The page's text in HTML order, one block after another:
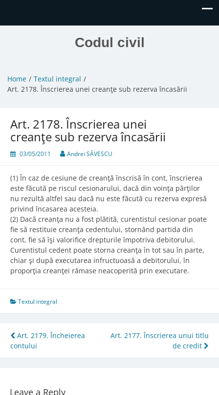
Codul civil
Home
Textul integral
Art. 2178. Înscrierea unei creanţe sub rezerva încasării
Art. 2178. Înscrierea unei
creanţe sub rezerva încasării
03/05/2011 Andrei SĂVESCU
(1) În caz de cesiune de creanţă înscrisă în cont, înscrierea
este făcută pe riscul cesionarului, dacă din voinţa părţilor
nu rezultă altfel sau dacă nu este făcută cu rezerva expresă
privind încasarea acesteia.
(2) Dacă creanţa nu a fost plătită, curentistul cesionar poate
fie să restituie creanţa cedentului, stornând partida din
cont, fie să îşi valorifice drepturile împotriva debitorului.
Curentistul cedent poate storna creanţa în tot sau în parte,
chiar şi după executarea infructuoasă a debitorului, în
proporţia creanţei rămase neacoperită prin executare.
Textul integral
Post
navigation
Art. 2179. Încheierea
contului
Art. 2177. Înscrierea unui titlu
de credit
Leave a Reply